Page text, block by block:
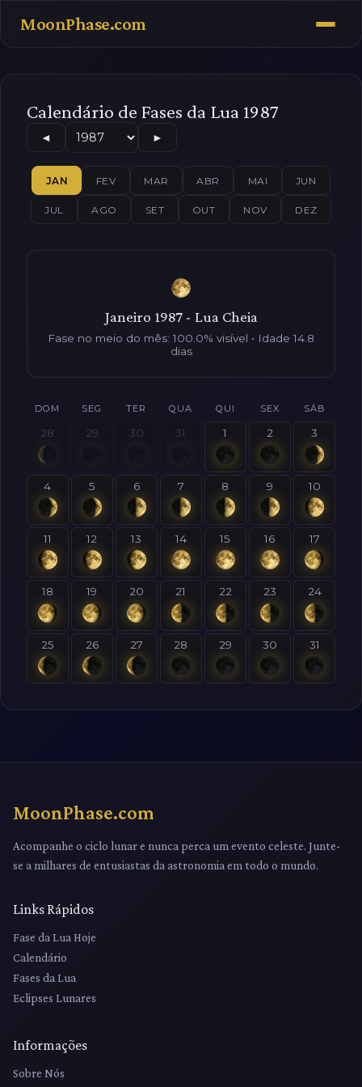
MoonPhase.com
Calendário de Fases da Lua 1987
◄ ►
JAN FEV MAR ABR MAI JUN
JUL AGO SET OUT NOV DEZ
Janeiro 1987 - Lua Cheia
Fase no meio do mês: 100.0% visível • Idade 14.8
dias
DOM SEG TER QUA QUI SEX SÁB
28 29 30 31 1 2 3
4 5 6 7 8 9 10
11 12 13 14 15 16 17
18 19 20 21 22 23 24
25 26 27 28 29 30 31
MoonPhase.com
Acompanhe o ciclo lunar e nunca perca um evento celeste. Junte-
se a milhares de entusiastas da astronomia em todo o mundo.
Links Rápidos
Fase da Lua Hoje
Calendário
Fases da Lua
Eclipses Lunares
Informações
Sobre Nós